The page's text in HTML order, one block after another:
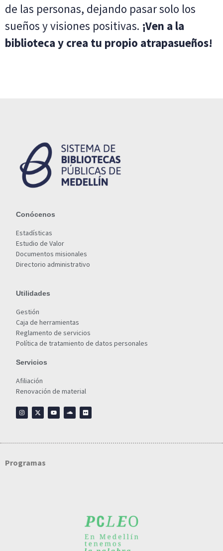
de las personas, dejando pasar solo los
sueños y visiones positivas. ¡Ven a la
biblioteca y crea tu propio atrapasueños!
Conócenos
Estadísticas
Estudio de Valor
Documentos misionales
Directorio administrativo
Utilidades
Gestión
Caja de herramientas
Reglamento de servicios
Política de tratamiento de datos personales
Servicios
Afiliación
Renovación de material
Programas